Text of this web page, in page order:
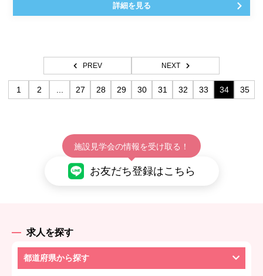
詳細を見る
PREV NEXT
1 2 27 28 29 30 31 32 33 34 35
施設見学会の情報を受け取る！
お友だち登録はこちら
求人を探す
都道府県から探す